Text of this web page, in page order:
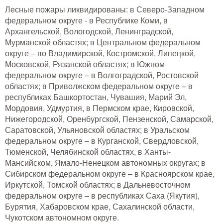
Тушение лесных пожаров
Одежда для работы в лесу
Снаряжение лесника и егеря
Лесовосстановление
Библиотека лесника
Снаряжение арбориста
GPS-навигация и рации
Оборудование для паркового
хозяйства
Распродажа
Лесные пожары ликвидированы: в Северо-Западном
федеральном округе - в Республике Коми, в
Архангельской, Вологодской, Ленинградской,
Мурманской областях; в Центральном федеральном
округе – во Владимирской, Костромской, Липецкой,
Московской, Рязанской областях; в Южном
федеральном округе – в Волгоградской, Ростовской
областях; в Приволжском федеральном округе – в
республиках Башкортостан, Чувашия, Марий Эл,
Мордовия, Удмуртия, в Пермском крае, Кировской,
Нижегородской, Оренбургской, Пензенской, Самарской,
Саратовской, Ульяновской областях; в Уральском
федеральном округе – в Курганской, Свердловской,
Тюменской, Челябинской областях, в Ханты-
Мансийском, Ямало-Ненецком автономных округах; в
Сибирском федеральном округе – в Красноярском крае,
Иркутской, Томской областях; в Дальневосточном
федеральном округе – в республиках Саха (Якутия),
Бурятия, Хабаровском крае, Сахалинской области,
Чукотском автономном округе.